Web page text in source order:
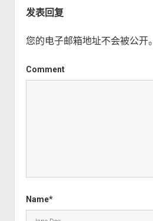
发表回复
您的电子邮箱地址不会被公开。
Comment
Name*